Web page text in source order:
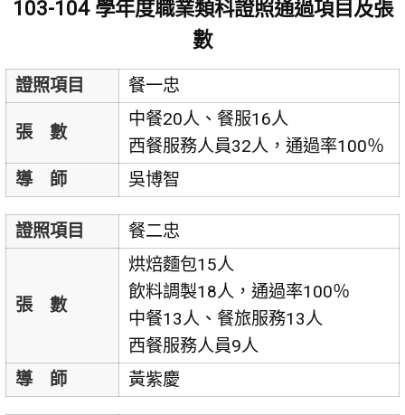
103-104 學年度職業類科證照通過項目及張
數
證照項目 餐一忠
張 數
中餐20人、餐服16人
西餐服務人員32人，通過率100％
導 師
吳博智
證照項目 餐二忠
張 數
烘焙麵包15人
飲料調製18人，通過率100％
中餐13人、餐旅服務13人
西餐服務人員9人
導 師
黃紫慶